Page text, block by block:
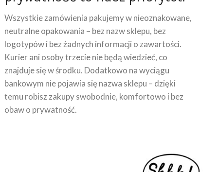
Wszystkie zamówienia pakujemy w nieoznakowane,
neutralne opakowania – bez nazw sklepu, bez
logotypów i bez żadnych informacji o zawartości.
Kurier ani osoby trzecie nie będą wiedzieć, co
znajduje się w środku. Dodatkowo na wyciągu
bankowym nie pojawia się nazwa sklepu – dzięki
temu robisz zakupy swobodnie, komfortowo i bez
obaw o prywatność.